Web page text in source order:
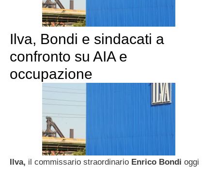
Ilva, Bondi e sindacati a
confronto su AIA e
occupazione
Ilva, il commissario straordinario Enrico Bondi oggi